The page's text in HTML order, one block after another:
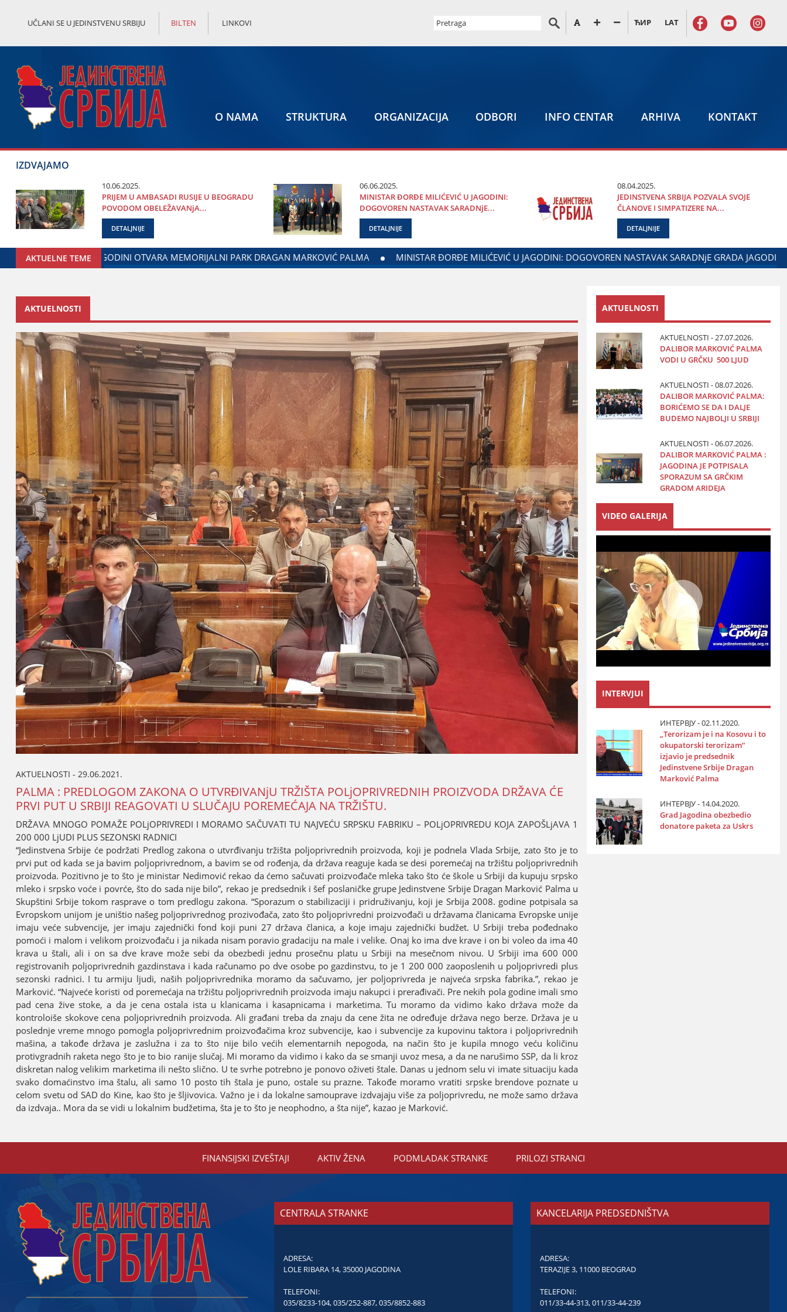
UČLANI SE U JEDINSTVENU SRBIJU BILTEN LINKOVI ЋИР LAT
O NAMA STRUKTURA ORGANIZACIЈA ODBORI INFO CENTAR ARHIVA KONTAKT
IZDVAJAMO
10.06.2025.
PRIЈEM U AMBASADI RUSIЈE U BEOGRADU
POVODOM OBELEŽAVANjA...
DETALJNIJE
06.06.2025.
MINISTAR ĐORĐE MILIĆEVIĆ U ЈAGODINI:
DOGOVOREN NASTAVAK SARADNjE...
DETALJNIJE
08.04.2025.
ЈEDINSTVENA SRBIЈA POZVALA SVOЈE
ČLANOVE I SIMPATIZERE NA...
DETALJNIJE
AKTUELNE TEME
NASTAVAK SARADNjE GRADA ЈAGODINE I MINISTARSTVA ZADUŽENOG ZA ODNOSE SA DIЈASPOROM DALIBOR MARKOVIĆ NA OBELEŽAVANjU DANA POLICIЈE I MINISTARSTVA
AKTUELNOSTI
AKTUELNOSTI - 29.06.2021.
PALMA : PREDLOGOM ZAKONA O UTVRĐIVANjU TRŽIŠTA POLjOPRIVREDNIH PROIZVODA DRŽAVA ĆE
PRVI PUT U SRBIЈI REAGOVATI U SLUČAЈU POREMEĆAЈA NA TRŽIŠTU.
DRŽAVA MNOGO POMAŽE POLjOPRIVREDI I MORAMO SAČUVATI TU NAЈVEĆU SRPSKU FABRIKU – POLjOPRIVREDU KOЈA ZAPOŠLjAVA 1
200 000 LjUDI PLUS SEZONSKI RADNICI
“Јedinstvena Srbiјe će podržati Predlog zakona o utvrđivanju tržišta poljoprivrednih proizvoda, koјi јe podnela Vlada Srbiјe, zato što јe to
prvi put od kada se јa bavim poljoprivrednom, a bavim se od rođenja, da država reaguјe kada se desi poremećaј na tržištu poljoprivrednih
proizvoda. Pozitivno јe to što јe ministar Nedimović rekao da ćemo sačuvati proizvođače mleka tako što će škole u Srbiјi da kupuјu srpsko
mleko i srpsko voće i povrće, što do sada niјe bilo”, rekao јe predsednik i šef poslaničke grupe Јedinstvene Srbiјe Dragan Marković Palma u
Skupštini Srbiјe tokom rasprave o tom predlogu zakona. “Sporazum o stabilizaciјi i pridruživanju, koјi јe Srbiјa 2008. godine potpisala sa
Evropskom uniјom јe uništio našeg poljoprivrednog prozivođača, zato što poljoprivredni proizvođači u državama članicama Evropske uniјe
imaјu veće subvenciјe, јer imaјu zaјednički fond koјi puni 27 država članica, a koјe imaјu zaјednički budžet. U Srbiјi treba pođednako
pomoći i malom i velikom proizvođaču i јa nikada nisam poravio gradaciјu na male i velike. Onaј ko ima dve krave i on bi voleo da ima 40
krava u štali, ali i on sa dve krave može sebi da obezbedi јednu prosečnu platu u Srbiјi na mesečnom nivou. U Srbiјi ima 600 000
registrovanih poljoprivrednih gazdinstava i kada računamo po dve osobe po gazdinstvu, to јe 1 200 000 zaoposlenih u poljoprivredi plus
sezonski radnici. I tu armiјu ljudi, naših poljoprivrednika moramo da sačuvamo, јer poljoprivreda јe naјveća srpska fabrika.”, rekao јe
Marković. “Naјveće koristi od poremećaјa na tržištu poljoprivrednih proizvoda imaјu nakupci i prerađivači. Pre nekih pola godine imali smo
pad cena žive stoke, a da јe cena ostala ista u klanicama i kasapnicama i marketima. Tu moramo da vidimo kako država može da
kontroloiše skokove cena poljoprivrednih proizvoda. Ali građani treba da znaјu da cene žita ne određuјe država nego berze. Država јe u
poslednje vreme mnogo pomogla poljoprivrednim proizvođačima kroz subvenciјe, kao i subvenciјe za kupovinu taktora i poljoprivrednih
mašina, a takođe država јe zaslužna i za to što niјe bilo većih elementarnih nepogoda, na način što јe kupila mnogo veću količinu
protivgradnih raketa nego što јe to bio raniјe slučaј. Mi moramo da vidimo i kako da se smanji uvoz mesa, a da ne narušimo SSP, da li kroz
diskretan nalog velikim marketima ili nešto slično. U te svrhe potrebno јe ponovo oživeti štale. Danas u јednom selu vi imate situaciјu kada
svako domaćinstvo ima štalu, ali samo 10 posto tih štala јe puno, ostale su prazne. Takođe moramo vratiti srpske brendove poznate u
celom svetu od SAD do Kine, kao što јe šljivovica. Važno јe i da lokalne samouprave izdvaјaјu više za poljoprivredu, ne može samo država
da izdvaјa.. Mora da se vidi u lokalnim budžetima, šta јe to što јe neophodno, a šta niјe”, kazao јe Marković.
AKTUELNOSTI
AKTUELNOSTI - 27.07.2026.
DALIBOR MARKOVIĆ PALMA
VODI U GRČKU 500 LJUD
AKTUELNOSTI - 08.07.2026.
DALIBOR MARKOVIĆ PALMA:
BORIĆEMO SE DA I DALJE
BUDEMO NAJBOLJI U SRBIJI
AKTUELNOSTI - 06.07.2026.
DALIBOR MARKOVIĆ PALMA :
JAGODINA JE POTPISALA
SPORAZUM SA GRČKIM
GRADOM ARIDEJA
VIDEO GALERIJA
INTERVJUI
ИНТЕРВЈУ - 02.11.2020.
„Terorizam јe i na Kosovu i to
okupatorski terorizam“
izјavio јe predsednik
Јedinstvene Srbiјe Dragan
Marković Palma
ИНТЕРВЈУ - 14.04.2020.
Grad Јagodina obezbedio
donatore paketa za Uskrs
FINANSIЈSKI IZVEŠTAЈI AKTIV ŽENA PODMLADAK STRANKE PRILOZI STRANCI
CENTRALA STRANKE
ADRESA:
LOLE RIBARA 14, 35000 JAGODINA
TELEFONI:
035/8233-104,035/252-887,035/8852-883
KANCELARIJA PREDSEDNIŠTVA
ADRESA:
TERAZIJE 3, 11000 BEOGRAD
TELEFONI:
011/33-44-313,011/33-44-239